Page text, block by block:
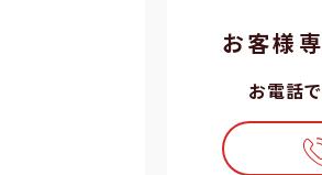
お客様
お電話